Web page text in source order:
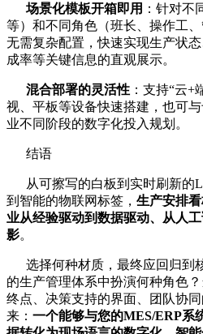
场景化模板开箱即用 ：针对不
等）和不同角色（班长、操作工
无需复杂配置，快速实现生产状
成率等关键信息的直观展示。
混合部署的灵活性 ：支持“云
视、平板等设备快速搭建，也可
业不同阶段的数字化投入规划。
结语
从可擦写的白板到实时刷新的
到智能的物联网标签， 生产安排
业从经验驱动到数据驱动、从人
影。
选择何种材质，最终应回归到
的生产管理体系中扮演何种角色
终点、决策支持的界面、团队协
来： 一个能够与您的MES/ERP系